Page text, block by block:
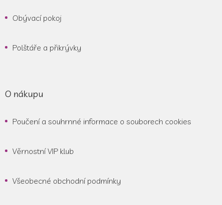
Obývací pokoj
Polštáře a přikrývky
O nákupu
Poučení a souhrnné informace o souborech cookies
Věrnostní VIP klub
Všeobecné obchodní podmínky